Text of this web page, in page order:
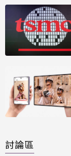
討論區